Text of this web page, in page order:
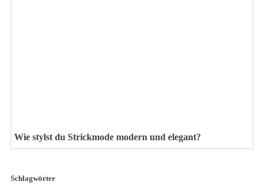
Wie stylst du Strickmode modern und elegant?
Schlagwörter